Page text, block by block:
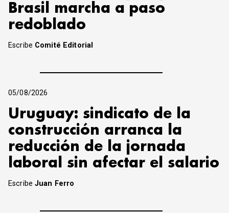
Brasil marcha a paso
redoblado
Escribe Comité Editorial
05/08/2026
Uruguay: sindicato de la
construcción arranca la
reducción de la jornada
laboral sin afectar el salario
EscribeJuan Ferro